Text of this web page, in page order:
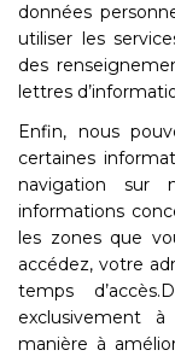
données
utiliser les
des
lettres
Enfin, nous
certaines
navigation sur
informations
les zones que
accédez, votre
temps
exclusivement
manière à